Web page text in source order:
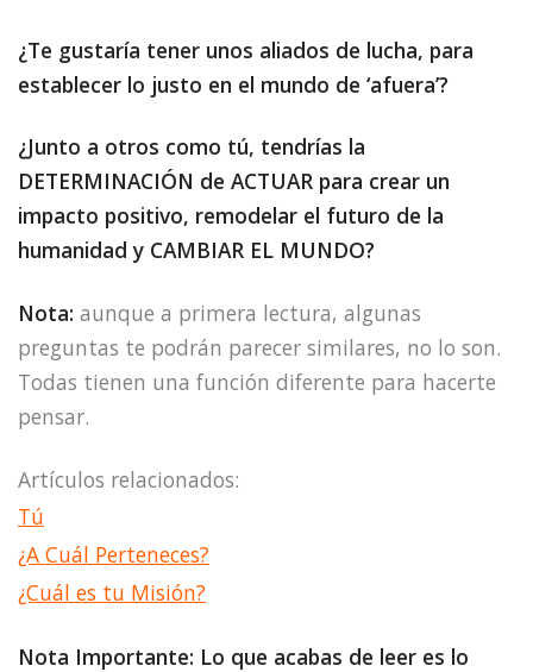
¿Te gustaría tener unos aliados de lucha, para
establecer lo justo en el mundo de ‘afuera’?
¿Junto a otros como tú, tendrías la
DETERMINACIÓN de ACTUAR para crear un
impacto positivo, remodelar el futuro de la
humanidad y CAMBIAR EL MUNDO?
Nota: aunque a primera lectura, algunas
preguntas te podrán parecer similares, no lo son.
Todas tienen una función diferente para hacerte
pensar.
Artículos relacionados:
Tú
¿A Cuál Perteneces?
¿Cuál es tu Misión?
Nota Importante: Lo que acabas de leer es lo